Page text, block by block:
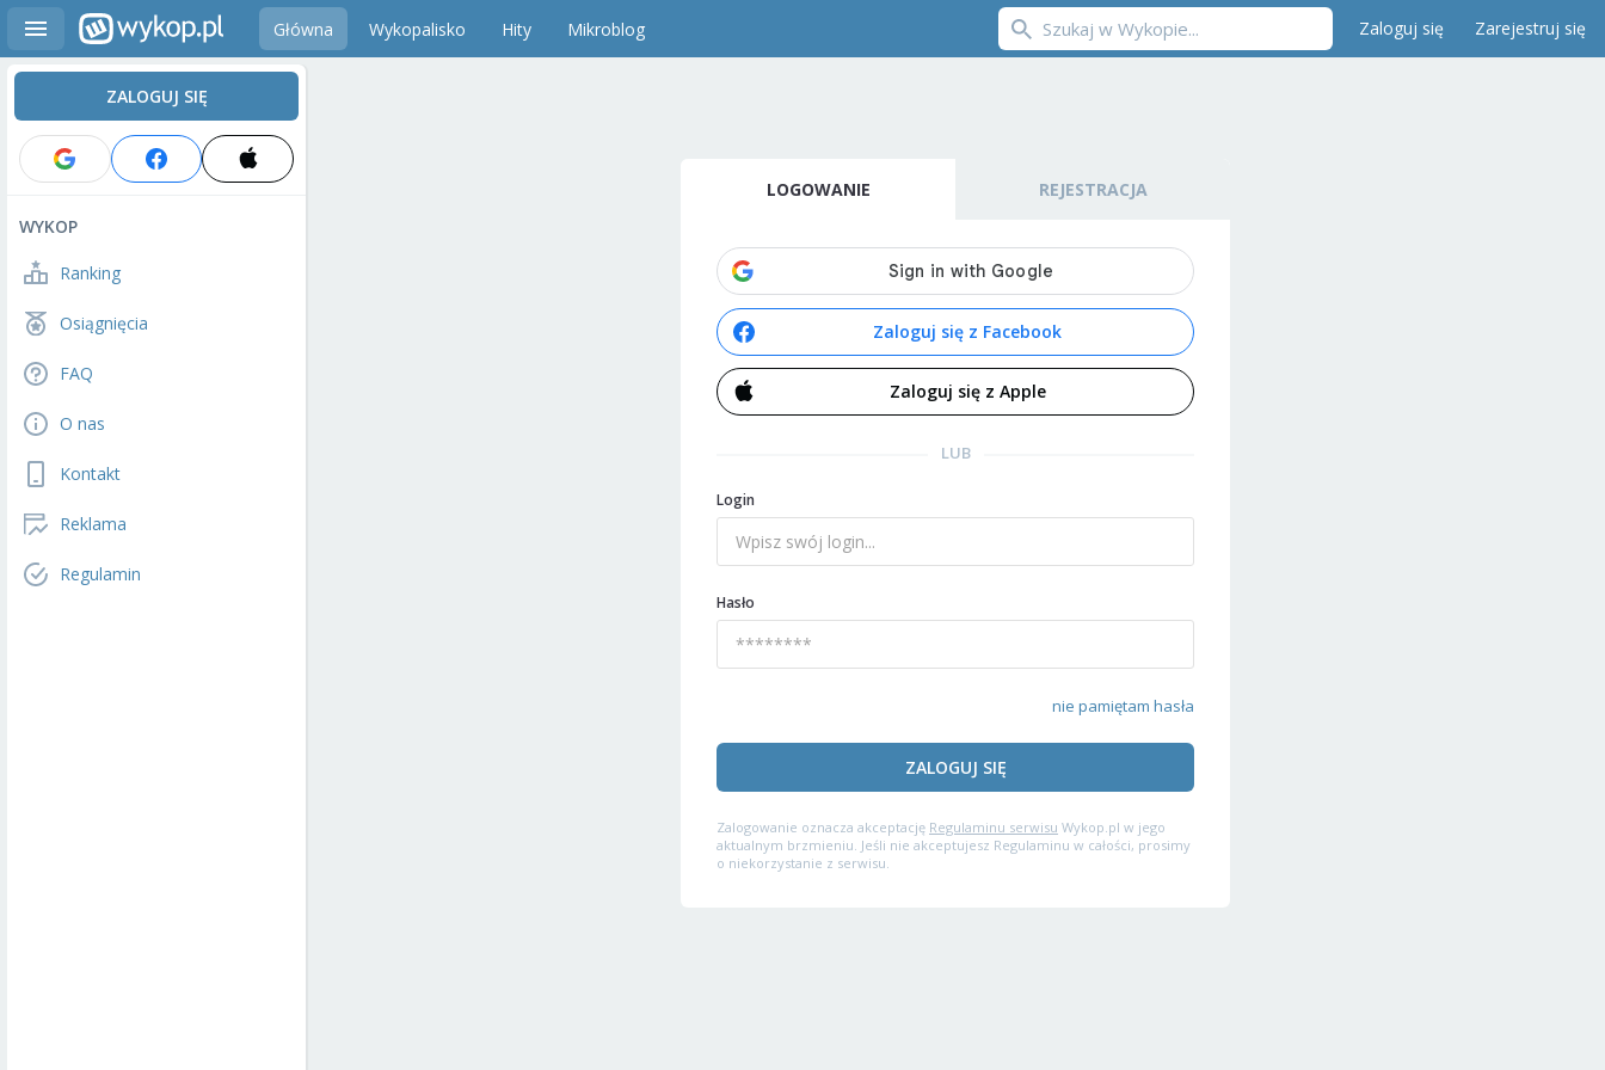
Główna Wykopalisko Hity Mikroblog Zaloguj się Zarejestruj się
ZALOGUJ SIĘ
WYKOP
Ranking
Osiągnięcia
FAQ
O nas
Kontakt
Reklama
Regulamin
LOGOWANIE REJESTRACJA
Zaloguj się z Facebook
Zaloguj się z Apple
LUB
Login
Hasło
nie pamiętam hasła
ZALOGUJ SIĘ
Zalogowanie oznacza akceptację Regulaminu serwisu Wykop.pl w jego
aktualnym brzmieniu. Jeśli nie akceptujesz Regulaminu w całości, prosimy
o niekorzystanie z serwisu.